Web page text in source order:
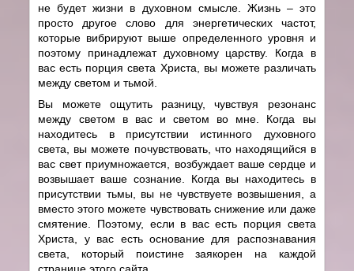
не будет жизни в духовном смысле. Жизнь – это
просто другое слово для энергетических частот,
которые вибрируют выше определенного уровня и
поэтому принадлежат духовному царству. Когда в
вас есть порция света Христа, вы можете различать
между светом и тьмой.
Вы можете ощутить разницу, чувствуя резонанс
между светом в вас и светом во мне. Когда вы
находитесь в присутствии истинного духовного
света, вы можете почувствовать, что находящийся в
вас свет приумножается, возбуждает ваше сердце и
возвышает ваше сознание. Когда вы находитесь в
присутствии тьмы, вы не чувствуете возвышения, а
вместо этого можете чувствовать снижение или даже
смятение. Поэтому, если в вас есть порция света
Христа, у вас есть основание для распознавания
света, который поистине заякорен на каждой
странице этого сайта.